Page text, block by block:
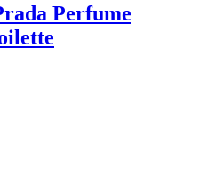
Perfume